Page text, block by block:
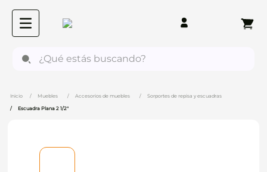
Muebles Accesorios de muebles Sorportes de repisa y escuadras
Escuadra Plana 2 1/2"